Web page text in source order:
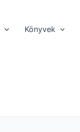
Könyvek